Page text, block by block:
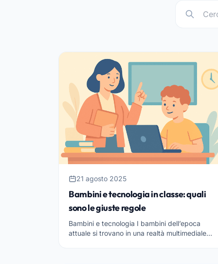
21 agosto 2025
Bambini e tecnologia in classe: quali
sono le giuste regole
Bambini e tecnologia I bambini dell’epoca
attuale si trovano in una realtà multimediale